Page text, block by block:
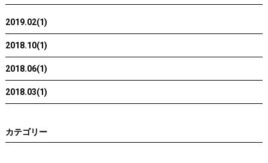
2019.02(1)
2018.10(1)
2018.06(1)
2018.03(1)
カテゴリー